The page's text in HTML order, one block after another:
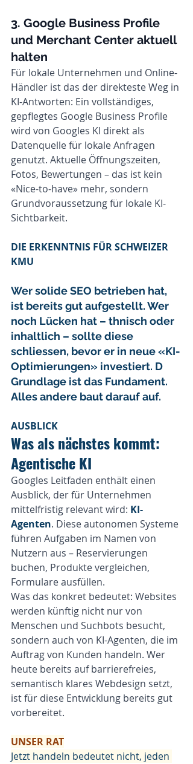
3. Google Business Profile
und Merchant Center aktuell
halten
Für lokale Unternehmen und Online-
Händler ist das der direkteste Weg in
KI-Antworten: Ein vollständiges,
gepflegtes Google Business Profile
wird von Googles KI direkt als
Datenquelle für lokale Anfragen
genutzt. Aktuelle Öffnungszeiten,
Fotos, Bewertungen – das ist kein
«Nice-to-have» mehr, sondern
Grundvoraussetzung für lokale KI-
Sichtbarkeit.
DIE ERKENNTNIS FÜR SCHWEIZER
KMU
Wer solide SEO betrieben hat,
ist bereits gut aufgestellt. Wer
noch Lücken hat – thnisch oder
inhaltlich – sollte diese
schliessen, bevor er in neue «KI-
Optimierungen» investiert. D
Grundlage ist das Fundament.
Alles andere baut darauf auf.
AUSBLICK
Was als nächstes kommt:
Agentische KI
Googles Leitfaden enthält einen
Ausblick, der für Unternehmen
mittelfristig relevant wird: KI-
Agenten. Diese autonomen Systeme
führen Aufgaben im Namen von
Nutzern aus – Reservierungen
buchen, Produkte vergleichen,
Formulare ausfüllen.
Was das konkret bedeutet: Websites
werden künftig nicht nur von
Menschen und Suchbots besucht,
sondern auch von KI-Agenten, die im
Auftrag von Kunden handeln. Wer
heute bereits auf barrierefreies,
semantisch klares Webdesign setzt,
ist für diese Entwicklung bereits gut
vorbereitet.
UNSER RAT
Jetzt handeln bedeutet nicht, jeden